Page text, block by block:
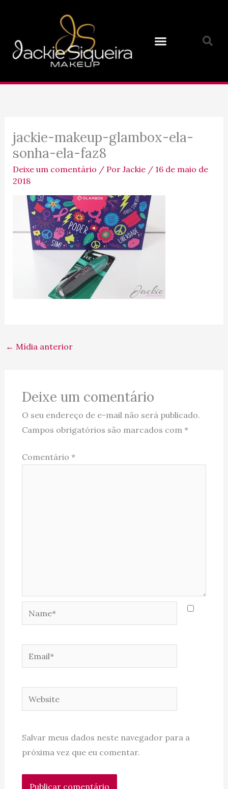
conteúdo
jackie-makeup-glambox-ela-
sonha-ela-faz8
Deixe um comentário / Por Jackie / 16 de maio de
2018
← Mídia anterior
Deixe um comentário
O seu endereço de e-mail não será publicado.
Campos obrigatórios são marcados com *
Comentário *
Name*
Email*
Website
Salvar meus dados neste navegador para a
próxima vez que eu comentar.